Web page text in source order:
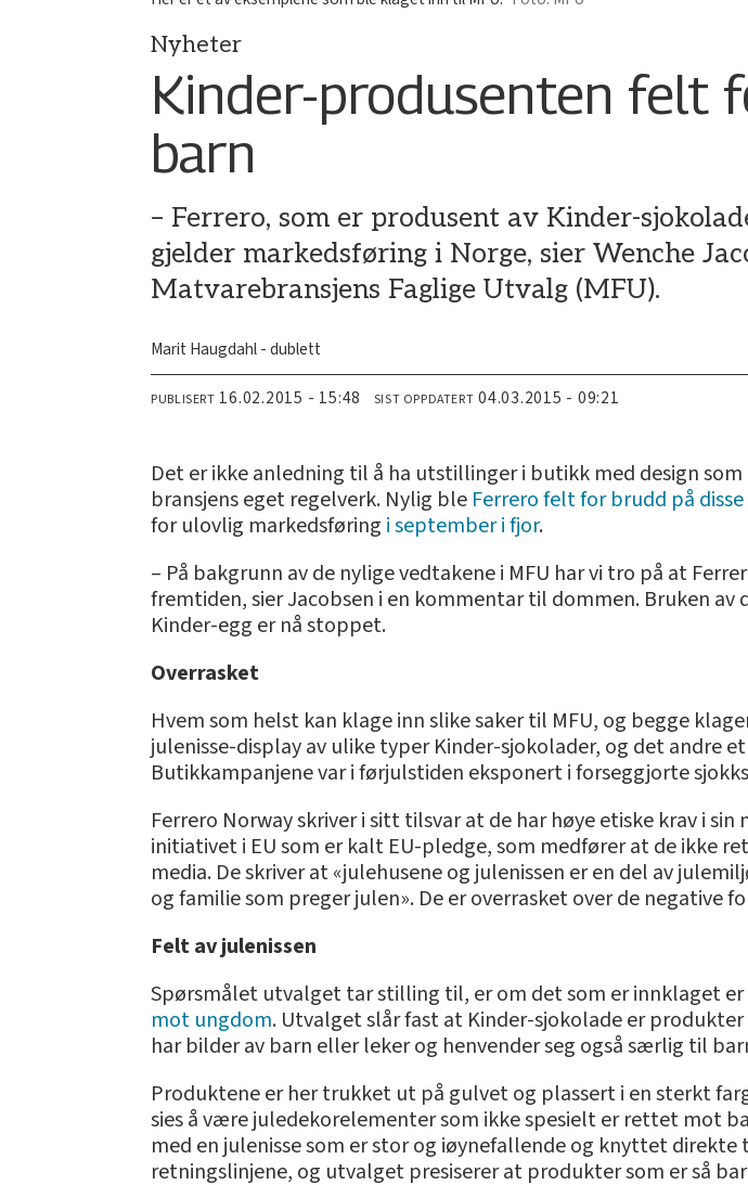
Nyheter
Kinder-produsenten felt
barn
– Ferrero, som er produsent av Kinder-
gjelder markedsføring i Norge, sier Wenche
Matvarebransjens Faglige Utvalg (MFU).
Marit Haugdahl - dublett
PUBLISERT 16.02.2015 - 15:48 SIST OPPDATERT 04.03.2015 - 09:21
Det er ikke anledning til å ha utstillinger i butikk med design
bransjens eget regelverk. Nylig ble Ferrero felt for brudd på
for ulovlig markedsføring i september i fjor.
– På bakgrunn av de nylige vedtakene i MFU har vi tro på at
fremtiden, sier Jacobsen i en kommentar til dommen. Bruken
Kinder-egg er nå stoppet.
Overrasket
Hvem som helst kan klage inn slike saker til MFU, og begge
julenisse-display av ulike typer Kinder-sjokolader, og det andre
Butikkampanjene var i førjulstiden eksponert i forseggjorte
Ferrero Norway skriver i sitt tilsvar at de har høye etiske krav i
initiativet i EU som er kalt EU-pledge, som medfører at de ikke
media. De skriver at «julehusene og julenissen er en del av
og familie som preger julen». De er overrasket over de negative
Felt av julenissen
Spørsmålet utvalget tar stilling til, er om det som er innklaget
mot ungdom. Utvalget slår fast at Kinder-sjokolade er
har bilder av barn eller leker og henvender seg også særlig til
Produktene er her trukket ut på gulvet og plassert i en sterkt
sies å være juledekorelementer som ikke spesielt er rettet mot
med en julenisse som er stor og iøynefallende og knyttet
retningslinjene, og utvalget presiserer at produkter som er så